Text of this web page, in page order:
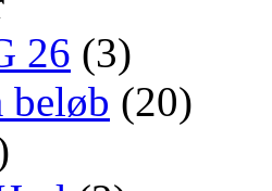
26 (3)
beløb (20)